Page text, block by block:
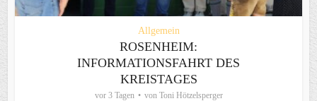
Allgemein
ROSENHEIM:
INFORMATIONSFAHRT DES
KREISTAGES
vor 3 Tagen von Toni Hötzelsperger